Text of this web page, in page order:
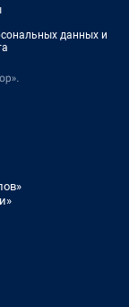
данных и